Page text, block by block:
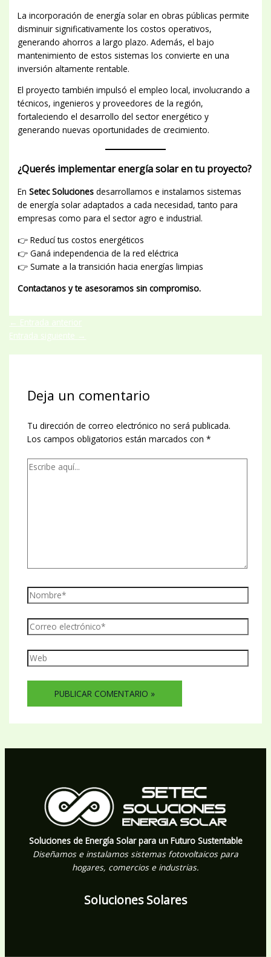
La incorporación de energía solar en obras públicas permite
disminuir significativamente los costos operativos,
generando ahorros a largo plazo. Además, el bajo
mantenimiento de estos sistemas los convierte en una
inversión altamente rentable.
El proyecto también impulsó el empleo local, involucrando a
técnicos, ingenieros y proveedores de la región,
fortaleciendo el desarrollo del sector energético y
generando nuevas oportunidades de crecimiento.
¿Querés implementar energía solar en tu proyecto?
EnSetec Soluciones desarrollamos e instalamos sistemas
de energía solar adaptados a cada necesidad, tanto para
empresas como para el sector agro e industrial.
👉 Reducí tus costos energéticos
👉 Ganá independencia de la red eléctrica
👉 Sumate a la transición hacia energías limpias
Contactanos y te asesoramos sin compromiso.
← Entrada anterior
Entrada siguiente →
Deja un comentario
Tu dirección de correo electrónico no será publicada.
Los campos obligatorios están marcados con *
Soluciones de Energía Solar para un Futuro Sustentable
Diseñamos e instalamos sistemas fotovoltaicos para
hogares, comercios e industrias.
Soluciones Solares